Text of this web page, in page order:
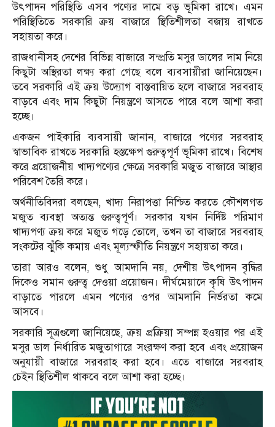
উৎপাদন পরিস্থিতি এসব পণ্যের দামে বড় ভূমিকা রাখে। এমন
পরিস্থিতিতে সরকারি ক্রয় বাজারে স্থিতিশীলতা বজায় রাখতে
সহায়তা করে।
রাজধানীসহ দেশের বিভিন্ন বাজারে সম্প্রতি মসুর ডালের দাম নিয়ে
কিছুটা অস্থিরতা লক্ষ্য করা গেছে বলে ব্যবসায়ীরা জানিয়েছেন।
তবে সরকারি এই ক্রয় উদ্যোগ বাস্তবায়িত হলে বাজারে সরবরাহ
বাড়বে এবং দাম কিছুটা নিয়ন্ত্রণে আসতে পারে বলে আশা করা
হচ্ছে।
একজন পাইকারি ব্যবসায়ী জানান, বাজারে পণ্যের সরবরাহ
স্বাভাবিক রাখতে সরকারি হস্তক্ষেপ গুরুত্বপূর্ণ ভূমিকা রাখে। বিশেষ
করে প্রয়োজনীয় খাদ্যপণ্যের ক্ষেত্রে সরকারি মজুত বাজারে আস্থার
পরিবেশ তৈরি করে।
অর্থনীতিবিদরা বলছেন, খাদ্য নিরাপত্তা নিশ্চিত করতে কৌশলগত
মজুত ব্যবস্থা অত্যন্ত গুরুত্বপূর্ণ। সরকার যখন নির্দিষ্ট পরিমাণ
খাদ্যপণ্য ক্রয় করে মজুত গড়ে তোলে, তখন তা বাজারে সরবরাহ
সংকটের ঝুঁকি কমায় এবং মূল্যস্ফীতি নিয়ন্ত্রণে সহায়তা করে।
তারা আরও বলেন, শুধু আমদানি নয়, দেশীয় উৎপাদন বৃদ্ধির
দিকেও সমান গুরুত্ব দেওয়া প্রয়োজন। দীর্ঘমেয়াদে কৃষি উৎপাদন
বাড়াতে পারলে এমন পণ্যের ওপর আমদানি নির্ভরতা কমে
আসবে।
সরকারি সূত্রগুলো জানিয়েছে, ক্রয় প্রক্রিয়া সম্পন্ন হওয়ার পর এই
মসুর ডাল নির্ধারিত মজুতাগারে সংরক্ষণ করা হবে এবং প্রয়োজন
অনুযায়ী বাজারে সরবরাহ করা হবে। এতে বাজারে সরবরাহ
চেইন স্থিতিশীল থাকবে বলে আশা করা হচ্ছে।